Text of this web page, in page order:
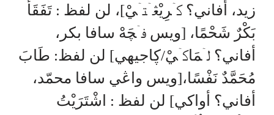
زيد، أفاني؟ كۤرِيْڠۤتۤيْ]، لن لفظ : تَفَقَأَ
بَكْرٌ شَحْمًا، [ويس فۤچَهْ سافا بكر،
أفاني؟ لۤمَاكۤيْ/ڮاجيهي] لن لفظ: طَابَ
مُحَمَّدٌ نَفْسًا،[ويس واڠي سافا محمّد،
أفاني؟ أواكي] لن لفظ : اشْتَرَيْتُ